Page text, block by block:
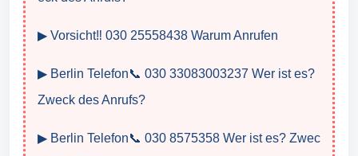
▶ Vorsicht‼️ 030 25558438 Warum Anrufen
▶ Berlin Telefon📞 030 33083003237 Wer ist es?
Zweck des Anrufs?
▶ Berlin Telefon📞 030 8575358 Wer ist es? Zwec